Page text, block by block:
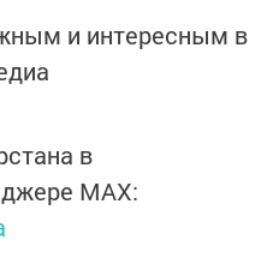
и интересным в
в
MАХ: